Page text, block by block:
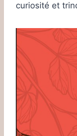
curiosité et